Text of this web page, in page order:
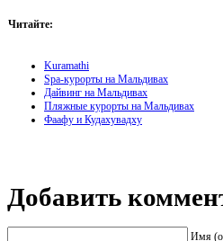
Читайте:
Kuramathi
Spa-курорты на Мальдивах
Дайвинг на Мальдивах
Пляжные курорты на Мальдивах
Фаафу и Кудахувадху
Добавить
Имя